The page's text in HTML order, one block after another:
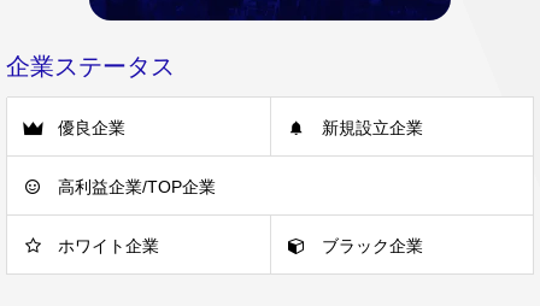
企業ステータス
優良企業 新規設立企業
高利益企業/TOP企業
ホワイト企業 ブラック企業